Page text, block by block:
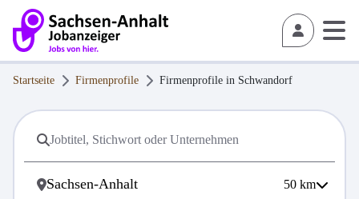
Startseite Firmenprofile Firmenprofile in Schwandorf
50 km